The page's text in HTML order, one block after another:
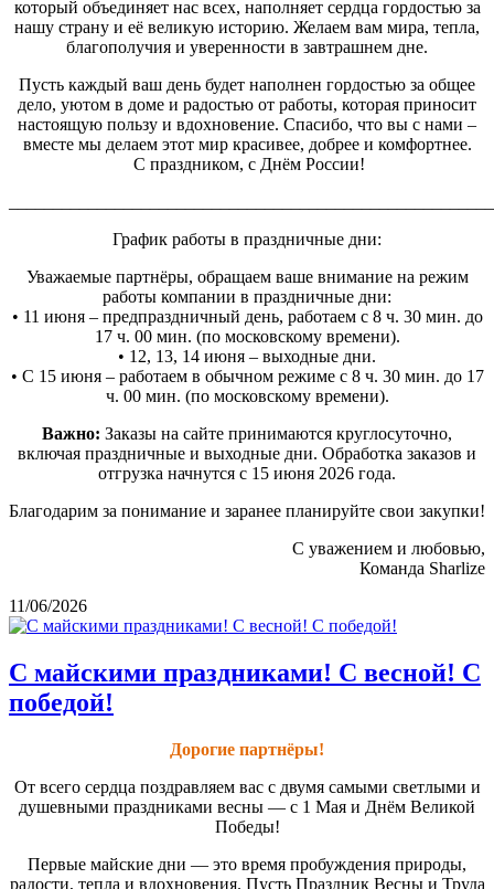
который объединяет нас всех, наполняет сердца гордостью за
нашу страну и её великую историю. Желаем вам мира, тепла,
благополучия и уверенности в завтрашнем дне.
Пусть каждый ваш день будет наполнен гордостью за общее
дело, уютом в доме и радостью от работы, которая приносит
настоящую пользу и вдохновение. Спасибо, что вы с нами –
вместе мы делаем этот мир красивее, добрее и комфортнее.
С праздником, с Днём России!
График работы в праздничные дни:
Уважаемые партнёры, обращаем ваше внимание на режим
работы компании в праздничные дни:
• 11 июня – предпраздничный день, работаем с 8 ч. 30 мин. до
17 ч. 00 мин. (по московскому времени).
• 12, 13, 14 июня – выходные дни.
• С 15 июня – работаем в обычном режиме с 8 ч. 30 мин. до 17
ч. 00 мин. (по московскому времени).
Важно: Заказы на сайте принимаются круглосуточно,
включая праздничные и выходные дни. Обработка заказов и
отгрузка начнутся с 15 июня 2026 года.
Благодарим за понимание и заранее планируйте свои закупки!
С уважением и любовью,
Команда Sharlize
11/06/2026
С майскими праздниками! С весной! С
победой!
Дорогие партнёры!
От всего сердца поздравляем вас с двумя самыми светлыми и
душевными праздниками весны — с 1 Мая и Днём Великой
Победы!
Первые майские дни — это время пробуждения природы,
радости, тепла и вдохновения. Пусть Праздник Весны и Труда